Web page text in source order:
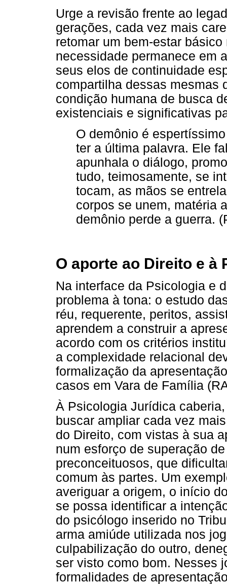
Urge a revisão frente ao
gerações, cada vez mais
retomar um bem-estar
necessidade permanece em
seus elos de continuidade
compartilha dessas mesmas
condição humana de busca
existenciais e significativas
O demônio é
ter a última palavra. Ele
apunhala o diálogo,
tudo, teimosamente, se
tocam, as mãos se
corpos se unem, matéria
demônio perde a guerra.
O aporte ao Direito e à
Na interface da Psicologia e
problema à tona: o estudo
réu, requerente, peritos,
aprendem a construir a
acordo com os critérios
a complexidade relacional
formalização da
casos em Vara de Família
À Psicologia Jurídica
buscar ampliar cada vez
do Direito, com vistas à sua
num esforço de superação
preconceituosos, que
comum às partes. Um
averiguar a origem, o início
se possa identificar a
do psicólogo inserido no
arma amiúde utilizada nos
culpabilização do outro,
ser visto como bom. Nesses
formalidades de